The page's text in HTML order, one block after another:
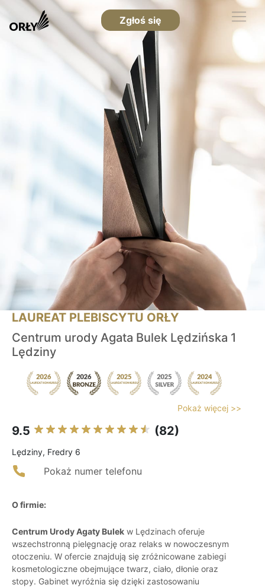
Zgłoś się
LAUREAT PLEBISCYTU ORŁY
Centrum urody Agata Bulek Lędzińska 1
Lędziny
Pokaż więcej >>
9.5 (82)
Lędziny, Fredry 6
Pokaż numer telefonu
O firmie:
Centrum Urody Agaty Bulek w Lędzinach oferuje
wszechstronną pielęgnację oraz relaks w nowoczesnym
otoczeniu. W ofercie znajdują się zróżnicowane zabiegi
kosmetologiczne obejmujące twarz, ciało, dłonie oraz
stopy. Gabinet wyróżnia się dzięki zastosowaniu